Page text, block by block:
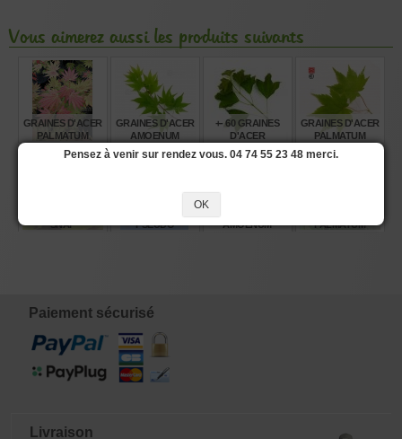
Vous aimerez aussi les produits suivants
GRAINES D'ACER
PALMATUM
MOONRISE
GRAINES D'ACER
AMOENUM
SATSUKI BENI
+- 60 GRAINES
D'ACER
BUERGERIANUM
GRAINES D'ACER
PALMATUM
GENSHU YAMA
MOMIJI
SNAP
PSEUDO
GRAINES D'ACER
AMOENUM
PALMATUM
Paiement sécurisé
Livraison
Pensez à venir sur rendez vous. 04 74 55 23 48 merci.
OK